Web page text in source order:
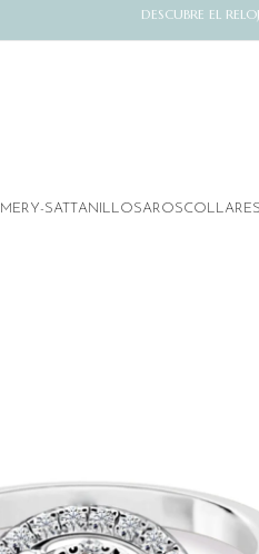
DESCUBRE EL
MERY-SATTANILLOSAROSCOLLARES